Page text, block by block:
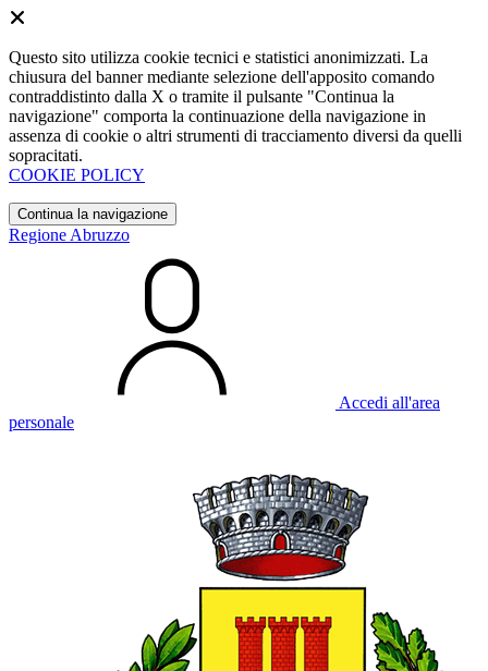
Questo sito utilizza cookie tecnici e statistici anonimizzati. La
chiusura del banner mediante selezione dell'apposito comando
contraddistinto dalla X o tramite il pulsante "Continua la
navigazione" comporta la continuazione della navigazione in
assenza di cookie o altri strumenti di tracciamento diversi da quelli
sopracitati.
COOKIE POLICY
Continua la navigazione
Regione Abruzzo
Accedi all'area
personale